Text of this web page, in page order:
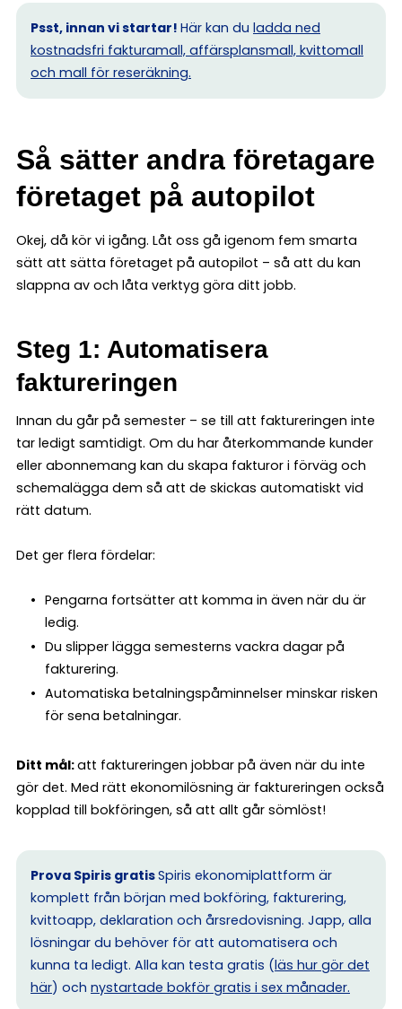
Psst, innan vi startar! Här kan du ladda ned
kostnadsfri fakturamall, affärsplansmall, kvittomall
och mall för reseräkning.
Så sätter andra företagare
företaget på autopilot
Okej, då kör vi igång. Låt oss gå igenom fem smarta
sätt att sätta företaget på autopilot – så att du kan
slappna av och låta verktyg göra ditt jobb.
Steg 1: Automatisera
faktureringen
Innan du går på semester – se till att faktureringen inte
tar ledigt samtidigt. Om du har återkommande kunder
eller abonnemang kan du skapa fakturor i förväg och
schemalägga dem så att de skickas automatiskt vid
rätt datum.
Det ger flera fördelar:
Pengarna fortsätter att komma in även när du är
ledig.
Du slipper lägga semesterns vackra dagar på
fakturering.
Automatiska betalningspåminnelser minskar risken
för sena betalningar.
Ditt mål:att faktureringen jobbar på även när du inte
gör det. Med rätt ekonomilösning är faktureringen också
kopplad till bokföringen, så att allt går sömlöst!
Prova Spiris gratisSpiris ekonomiplattform är
komplett från början med bokföring, fakturering,
kvittoapp, deklaration och årsredovisning. Japp, alla
lösningar du behöver för att automatisera och
kunna ta ledigt. Alla kan testa gratis (läs hur gör det
här) och nystartade bokför gratis i sex månader.